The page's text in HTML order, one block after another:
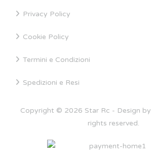
Privacy Policy
Cookie Policy
Termini e Condizioni
Spedizioni e Resi
Copyright © 2026 Star Rc - Design by
rights reserved.